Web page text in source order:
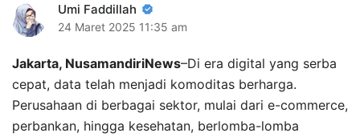
Umi Faddillah
24 Maret 2025 11:35 am
Jakarta, NusamandiriNews–Di era digital yang serba
cepat, data telah menjadi komoditas berharga.
Perusahaan di berbagai sektor, mulai dari e-commerce,
perbankan, hingga kesehatan, berlomba-lomba